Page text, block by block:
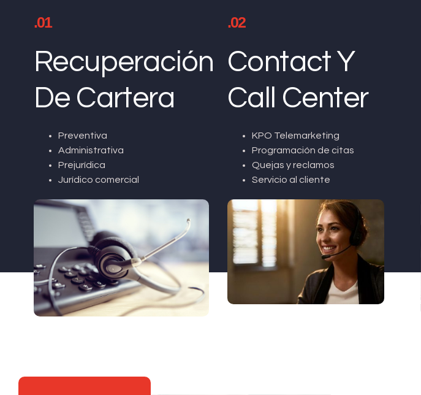
.01
Recuperación
De Cartera
Preventiva
Administrativa
Prejurídica
Jurídico comercial
.02
Contact Y
Call Center
KPO Telemarketing
Programación de citas
Quejas y reclamos
Servicio al cliente